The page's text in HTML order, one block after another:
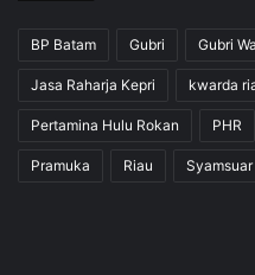
BP Batam Gubri Gubri
Jasa Raharja Kepri kwarda
Pertamina Hulu Rokan PHR
Pramuka Riau Syamsuar